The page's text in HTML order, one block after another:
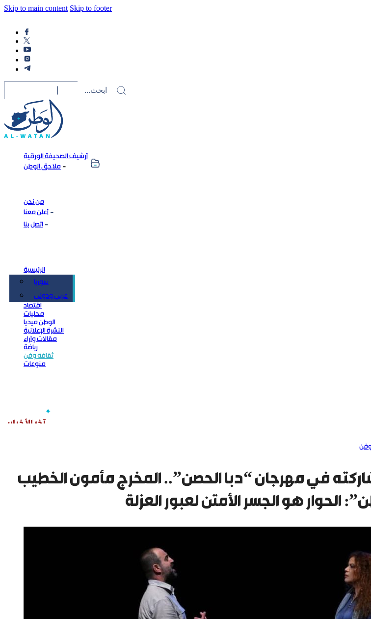
Skip to main content Skip to footer
أرشيف الصحيفة الورقية
ملاحق الوطن
من نحن
أعلن معنا
اتصل بنا
الرئيسية
سوريا
عربي ودولي
اقتصاد
محليات
الوطن ميديا
النشرة الإعلانية
مقالات وآراء
رياضة
ثقافة وفن
منوعات
وفن
في مهرجان “دبا الحصن”.. المخرج مأمون الخطيب
الحوار هو الجسر الأمتن لعبور العزلة